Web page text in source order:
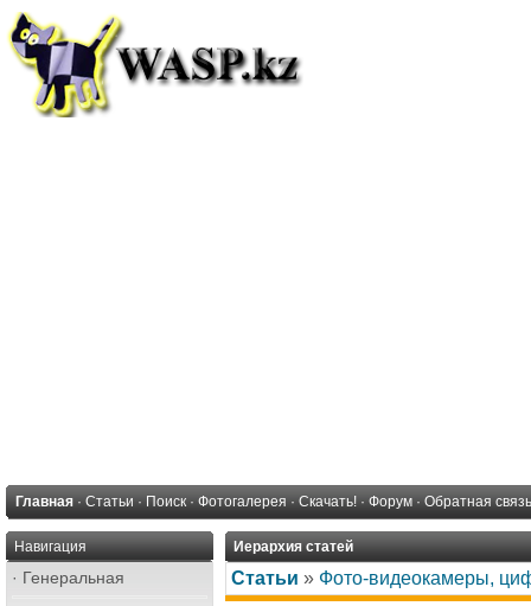
Главная · Статьи · Поиск · Фотогалерея · Скачать! · Форум · Обратная связь
Навигация
· Генеральная
Иерархия статей
Статьи » Фото-видеокамеры,